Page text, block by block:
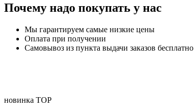
Почему надо покупать у нас
Мы гарантируем самые низкие цены
Оплата при получении
Самовывоз из пункта выдачи заказов бесплатно
новинка TOP